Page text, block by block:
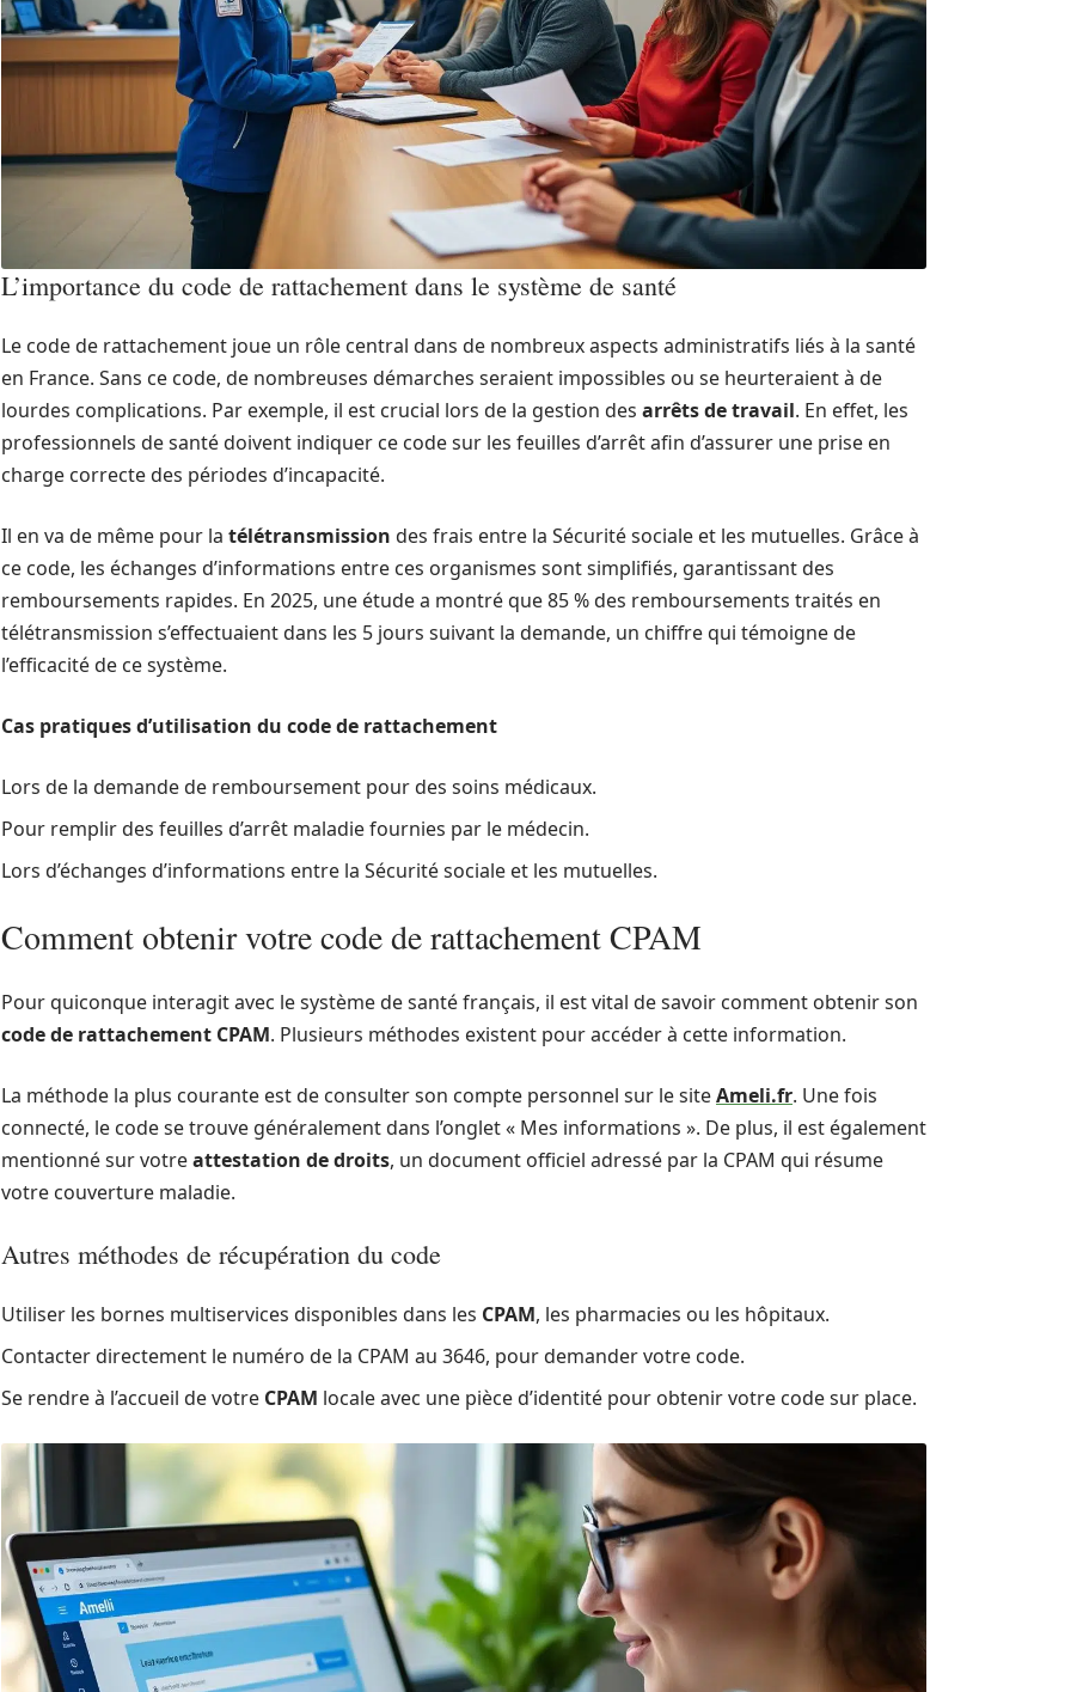
L’importance du code de rattachement dans le système de santé
Le code de rattachement joue un rôle central dans de nombreux aspects administratifs liés à la santé
en France. Sans ce code, de nombreuses démarches seraient impossibles ou se heurteraient à de
lourdes complications. Par exemple, il est crucial lors de la gestion des arrêts de travail. En effet, les
professionnels de santé doivent indiquer ce code sur les feuilles d’arrêt afin d’assurer une prise en
charge correcte des périodes d’incapacité.
Il en va de même pour la télétransmission des frais entre la Sécurité sociale et les mutuelles. Grâce à
ce code, les échanges d’informations entre ces organismes sont simplifiés, garantissant des
remboursements rapides. En 2025, une étude a montré que 85 % des remboursements traités en
télétransmission s’effectuaient dans les 5 jours suivant la demande, un chiffre qui témoigne de
l’efficacité de ce système.
Cas pratiques d’utilisation du code de rattachement
Lors de la demande de remboursement pour des soins médicaux.
Pour remplir des feuilles d’arrêt maladie fournies par le médecin.
Lors d’échanges d’informations entre la Sécurité sociale et les mutuelles.
Comment obtenir votre code de rattachement CPAM
Pour quiconque interagit avec le système de santé français, il est vital de savoir comment obtenir son
code de rattachement CPAM. Plusieurs méthodes existent pour accéder à cette information.
La méthode la plus courante est de consulter son compte personnel sur le siteAmeli.fr. Une fois
connecté, le code se trouve généralement dans l’onglet « Mes informations ». De plus, il est également
mentionné sur votreattestation de droits, un document officiel adressé par la CPAM qui résume
votre couverture maladie.
Autres méthodes de récupération du code
Utiliser les bornes multiservices disponibles dans les CPAM, les pharmacies ou les hôpitaux.
Contacter directement le numéro de la CPAM au 3646, pour demander votre code.
Se rendre à l’accueil de votre CPAM locale avec une pièce d’identité pour obtenir votre code sur place.